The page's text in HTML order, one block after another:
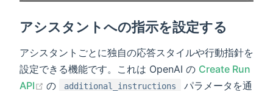
アシスタントへの指示を設定する
アシスタントごとに独自の応答スタイルや行動指針を
設定できる機能です。これは OpenAI の Create Run
API
(opens new window)
の additional_instructions
パラメータを通